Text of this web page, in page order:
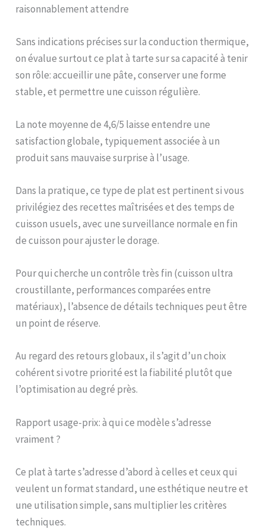
raisonnablement attendre
Sans indications précises sur la conduction thermique,
on évalue surtout ce plat à tarte sur sa capacité à tenir
son rôle: accueillir une pâte, conserver une forme
stable, et permettre une cuisson régulière.
La note moyenne de 4,6/5 laisse entendre une
satisfaction globale, typiquement associée à un
produit sans mauvaise surprise à l’usage.
Dans la pratique, ce type de plat est pertinent si vous
privilégiez des recettes maîtrisées et des temps de
cuisson usuels, avec une surveillance normale en fin
de cuisson pour ajuster le dorage.
Pour qui cherche un contrôle très fin (cuisson ultra
croustillante, performances comparées entre
matériaux), l’absence de détails techniques peut être
un point de réserve.
Au regard des retours globaux, il s’agit d’un choix
cohérent si votre priorité est la fiabilité plutôt que
l’optimisation au degré près.
Rapport usage-prix: à qui ce modèle s’adresse
vraiment ?
Ce plat à tarte s’adresse d’abord à celles et ceux qui
veulent un format standard, une esthétique neutre et
une utilisation simple, sans multiplier les critères
techniques.